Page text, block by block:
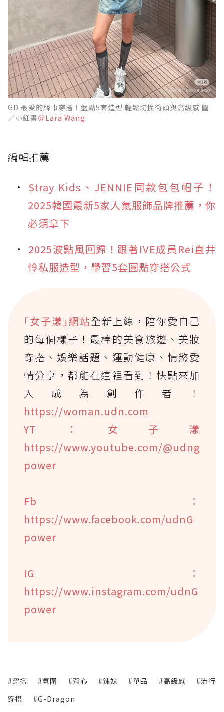
GD 最愛的絲巾穿搭！盤點5套造型 輕鬆切換街頭與高級感 圖
／小紅書＠Lara Wang
編輯推薦
Stray Kids、JENNIE同款包包帽子！
2025韓國最新5家人氣服飾品牌推薦，你
必須拿下
2025波點風回歸！跟著IVE成員Rei直井
怜私服造型，學習5套圓點穿搭公式
｢女子漾｣網站全新上線，陪你愛自己
的每個樣子！最棒的美食旅遊、美妝
穿搭、娛樂話題、運動健康、情慾愛
情分享，都能在這裡看到！快點來加
入成為創作者！
https://woman.udn.com
YT：女子漾
https://www.youtube.com/@udng
power
Fb：
https://www.facebook.com/udnG
power
IG：
https://www.instagram.com/udnG
power
#穿搭 #氛圍 #背心 #辣妹 #單品 #高級感
#流行
穿搭
#G-Dragon